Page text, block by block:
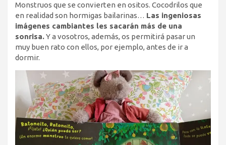
Monstruos que se convierten en ositos. Cocodrilos que
en realidad son hormigas bailarinas… Las ingeniosas
imágenes cambiantes les sacarán más de una
sonrisa.Y a vosotros, además, os permitirá pasar un
muy buen rato con ellos, por ejemplo, antes de ir a
dormir.